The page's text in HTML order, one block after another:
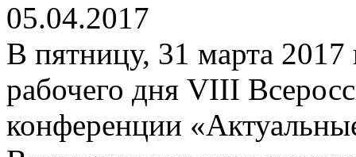
05.04.2017
В пятницу, 31 марта 2017
рабочего дня VIII
конференции